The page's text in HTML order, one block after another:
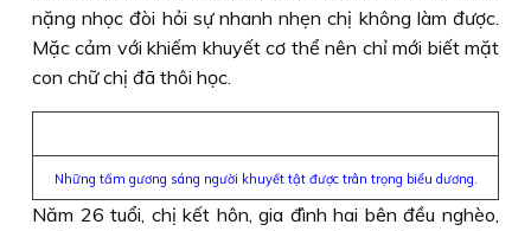
nặng nhọc đòi hỏi sự nhanh nhẹn chị không làm được.
Mặc cảm với khiếm khuyết cơ thể nên chỉ mới biết mặt
con chữ chị đã thôi học.
Những tấm gương sáng người khuyết tật được trân trọng biểu dương.
Năm 26 tuổi, chị kết hôn, gia đình hai bên đều nghèo,